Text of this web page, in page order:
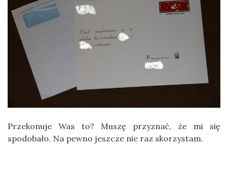
Przekonuje Was to? Muszę przyznać, że mi się
spodobało. Na pewno jeszcze nie raz skorzystam.